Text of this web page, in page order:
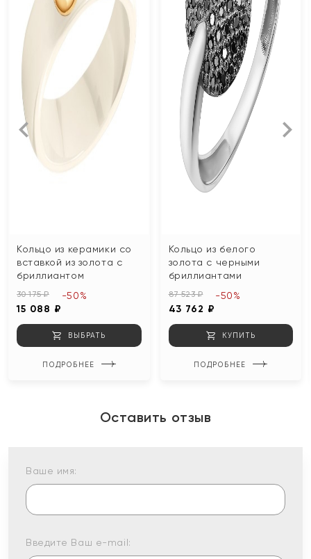
Кольцо из керамики со
вставкой из золота с
бриллиантом
30 175 ₽
15 088 ₽
-50%
ВЫБРАТЬ
ПОДРОБНЕЕ
Кольцо из белого
золота с черными
бриллиантами
87 523 ₽
43 762 ₽
-50%
КУПИТЬ
ПОДРОБНЕЕ
Оставить отзыв
Ваше имя:
Введите Ваш e-mail: